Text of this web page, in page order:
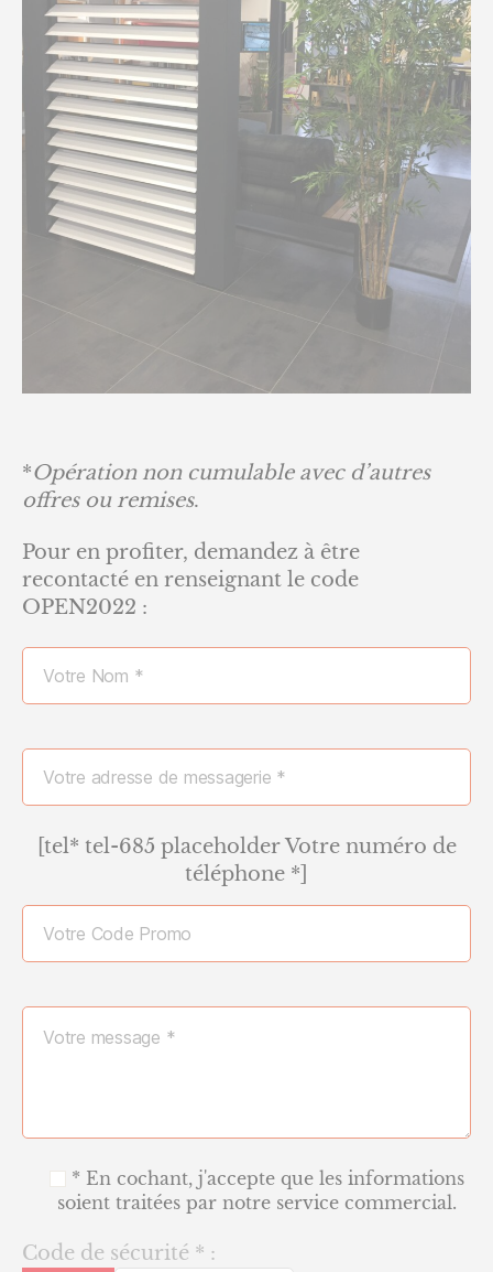
*Opération non cumulable avec d’autres
offres ou remises.
Pour en profiter, demandez à être
recontacté en renseignant le code
OPEN2022 :
[tel* tel-685 placeholder Votre numéro de
téléphone *]
* En cochant, j'accepte que les informations
soient traitées par notre service commercial.
Code de sécurité * :